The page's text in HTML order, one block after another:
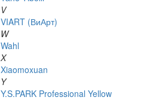
V
VIART (ВиАрт)
W
Wahl
X
Xiaomoxuan
Y
Y.S.PARK Professional Yellow